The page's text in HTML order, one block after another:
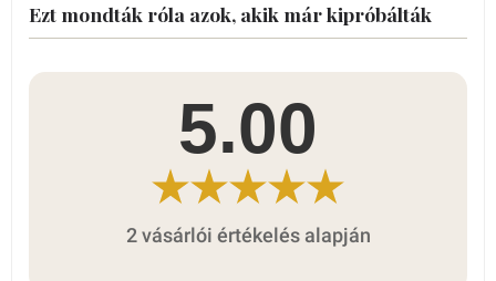
Ezt mondták róla azok, akik már kipróbálták
5.00
2 vásárlói értékelés alapján